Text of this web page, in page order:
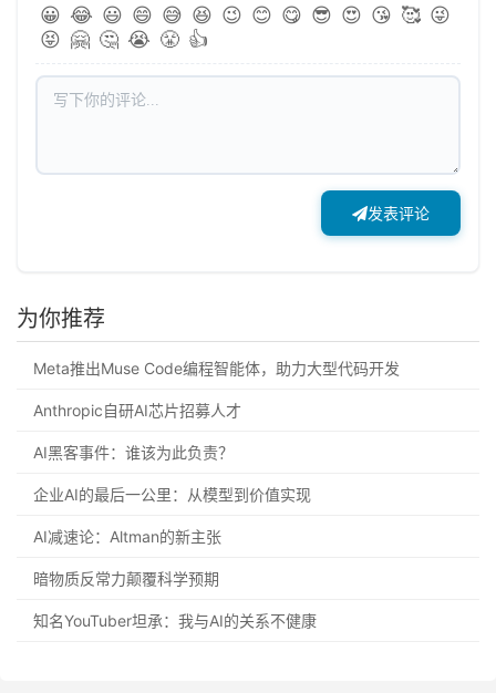
😀 😂 😃 😄 😅 😆 😉 😊 😋 😎 😍 😘 🥰 😜
😝 🤗 🤔 😭 😤 👍
发表评论
为你推荐
Meta推出Muse Code编程智能体，助力大型代码开发
Anthropic自研AI芯片招募人才
AI黑客事件：谁该为此负责？
企业AI的最后一公里：从模型到价值实现
AI减速论：Altman的新主张
暗物质反常力颠覆科学预期
知名YouTuber坦承：我与AI的关系不健康